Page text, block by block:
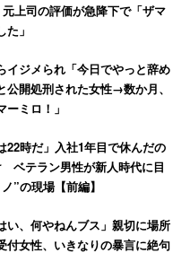
レーニングによって鍛え
う「本番」だけで発揮し
きません。日常の些細な
際や書店で本を選ぶ際
てみてください。
、「自分で決めた」とい
日常でクイックレスポン
いう時の重たい決断も、
なります。
上司の評価が急降下で「ザマ
」
イジメられ「今日でやっと辞め
公開処刑された女性→数か月、
ーミロ！」
22時だ」入社1年目で休んだの
ベテラン男性が新人時代に目
”の現場【前編】
い、何やねんブス」親切に場所
付女性、いきなりの暴言に絶句